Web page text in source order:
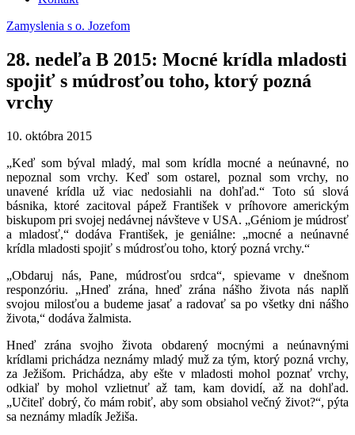
Zamyslenia s o. Jozefom
28. nedeľa B 2015: Mocné krídla mladosti
spojiť s múdrosťou toho, ktorý pozná
vrchy
10. októbra 2015
„Keď som býval mladý, mal som krídla mocné a neúnavné, no
nepoznal som vrchy. Keď som ostarel, poznal som vrchy, no
unavené krídla už viac nedosiahli na dohľad.“ Toto sú slová
básnika, ktoré zacitoval pápež František v príhovore americkým
biskupom pri svojej nedávnej návšteve v USA. „Géniom je múdrosť
a mladosť,“ dodáva František, je geniálne: „mocné a neúnavné
krídla mladosti spojiť s múdrosťou toho, ktorý pozná vrchy.“
„Obdaruj nás, Pane, múdrosťou srdca“, spievame v dnešnom
responzóriu. „Hneď zrána, hneď zrána nášho života nás naplň
svojou milosťou a budeme jasať a radovať sa po všetky dni nášho
života,“ dodáva žalmista.
Hneď zrána svojho života obdarený mocnými a neúnavnými
krídlami prichádza neznámy mladý muž za tým, ktorý pozná vrchy,
za Ježišom. Prichádza, aby ešte v mladosti mohol poznať vrchy,
odkiaľ by mohol vzlietnuť až tam, kam dovidí, až na dohľad.
„Učiteľ dobrý, čo mám robiť, aby som obsiahol večný život?“, pýta
sa neznámy mladík Ježiša.